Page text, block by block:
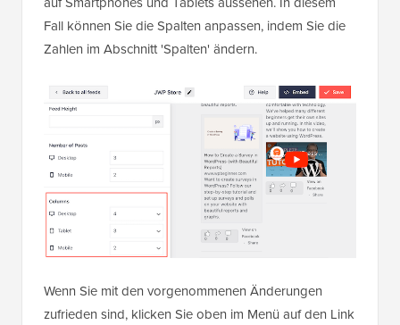
Fall können Sie die Spalten anpassen, indem Sie die
Zahlen im Abschnitt 'Spalten' ändern.
Wenn Sie mit den vorgenommenen Änderungen
zufrieden sind, klicken Sie oben im Menü auf den Link